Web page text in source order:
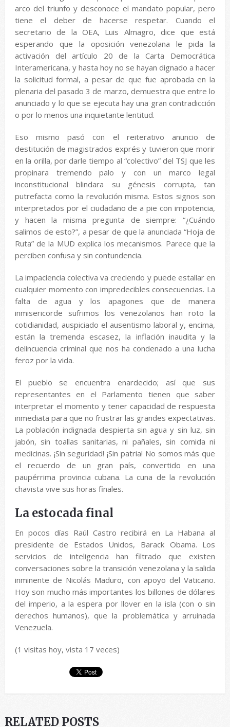
arco del triunfo y desconoce el mandato popular, pero
tiene el deber de hacerse respetar. Cuando el
secretario de la OEA, Luis Almagro, dice que está
esperando que la oposición venezolana le pida la
activación del artículo 20 de la Carta Democrática
Interamericana, y hasta hoy no se hayan dignado a hacer
la solicitud formal, a pesar de que fue aprobada en la
plenaria del pasado 3 de marzo, demuestra que entre lo
anunciado y lo que se ejecuta hay una gran contradicción
o por lo menos una inquietante lentitud.
Eso mismo pasó con el reiterativo anuncio de
destitución de magistrados exprés y tuvieron que morir
en la orilla, por darle tiempo al “colectivo” del TSJ que les
propinara tremendo palo y con un marco legal
inconstitucional blindara su génesis corrupta, tan
putrefacta como la revolución misma. Estos signos son
interpretados por el ciudadano de a pie con impotencia,
y hacen la misma pregunta de siempre: “¿Cuándo
salimos de esto?”, a pesar de que la anunciada “Hoja de
Ruta” de la MUD explica los mecanismos. Parece que la
perciben confusa y sin contundencia.
La impaciencia colectiva va creciendo y puede estallar en
cualquier momento con impredecibles consecuencias. La
falta de agua y los apagones que de manera
inmisericorde sufrimos los venezolanos han roto la
cotidianidad, auspiciado el ausentismo laboral y, encima,
están la tremenda escasez, la inflación inaudita y la
delincuencia criminal que nos ha condenado a una lucha
feroz por la vida.
El pueblo se encuentra enardecido; así que sus
representantes en el Parlamento tienen que saber
interpretar el momento y tener capacidad de respuesta
inmediata para que no frustrar las grandes expectativas.
La población indignada despierta sin agua y sin luz, sin
jabón, sin toallas sanitarias, ni pañales, sin comida ni
medicinas. ¡Sin seguridad! ¡Sin patria! No somos más que
el recuerdo de un gran país, convertido en una
paupérrima provincia cubana. La cuna de la revolución
chavista vive sus horas finales.
La estocada final
En pocos días Raúl Castro recibirá en La Habana al
presidente de Estados Unidos, Barack Obama. Los
servicios de inteligencia han filtrado que existen
conversaciones sobre la transición venezolana y la salida
inminente de Nicolás Maduro, con apoyo del Vaticano.
Hoy son mucho más importantes los billones de dólares
del imperio, a la espera por llover en la isla (con o sin
derechos humanos), que la problemática y arruinada
Venezuela.
(1 visitas hoy, vista 17 veces)
RELATED POSTS